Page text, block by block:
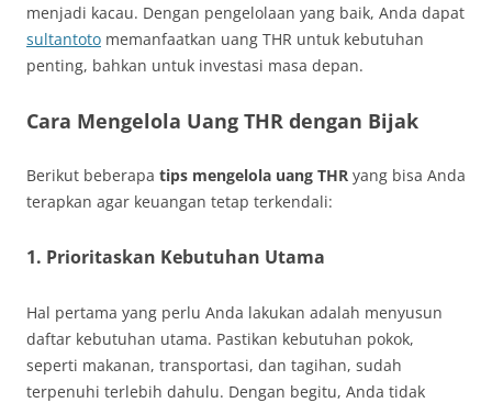
menjadi kacau. Dengan pengelolaan yang baik, Anda dapat
sultantoto memanfaatkan uang THR untuk kebutuhan
penting, bahkan untuk investasi masa depan.
Cara Mengelola Uang THR dengan Bijak
Berikut beberapa tips mengelola uang THR yang bisa Anda
terapkan agar keuangan tetap terkendali:
1. Prioritaskan Kebutuhan Utama
Hal pertama yang perlu Anda lakukan adalah menyusun
daftar kebutuhan utama. Pastikan kebutuhan pokok,
seperti makanan, transportasi, dan tagihan, sudah
terpenuhi terlebih dahulu. Dengan begitu, Anda tidak